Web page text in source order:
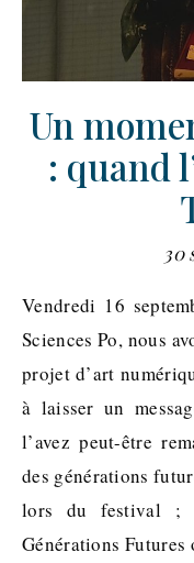
Un
: quand
30
Vendredi 16 septembre, à l’occasion des 150 ans de
Sciences Po, nous
projet d’art
à laisser un
l’avez peut-être
des générations
lors du festival ;
Générations